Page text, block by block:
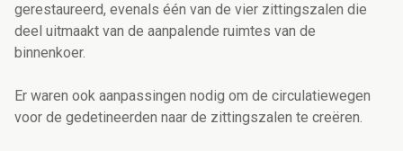
gerestaureerd, evenals één van de vier zittingszalen die
deel uitmaakt van de aanpalende ruimtes van de
binnenkoer.
Er waren ook aanpassingen nodig om de circulatiewegen
voor de gedetineerden naar de zittingszalen te creëren.